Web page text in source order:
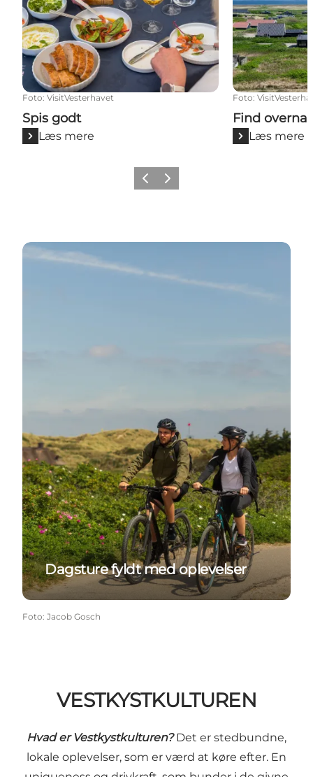
Foto: VisitVesterhavet
Spis godt
Læs mere
Foto:
Find
Læs mere
ForrigeNæste
Dagsture fyldt med oplevelser
Dagsture fyldt med oplevelser
Foto: Jacob Gosch
VESTKYSTKULTUREN
Hvad er Vestkystkulturen?Det er stedbundne,
lokale oplevelser, som er værd at køre efter. En